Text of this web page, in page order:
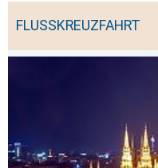
FLUSSKREUZFAHRT